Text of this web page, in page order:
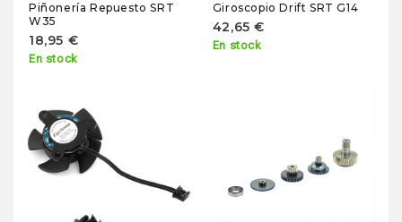
Piñonería Repuesto SRT
W35
18,95 €
En stock
Giroscopio Drift SRT G14
42,65 €
En stock